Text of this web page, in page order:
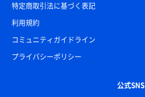
特定商取引法に基づく表記
利用規約
コミュニティガイドライン
プライバシーポリシー
公式SNS